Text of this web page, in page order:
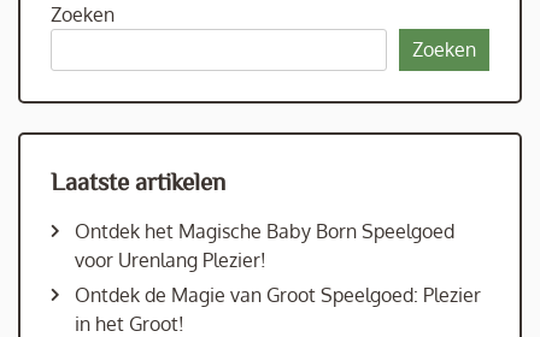
Zoeken
Zoeken
Laatste artikelen
Ontdek het Magische Baby Born Speelgoed
voor Urenlang Plezier!
Ontdek de Magie van Groot Speelgoed: Plezier
in het Groot!